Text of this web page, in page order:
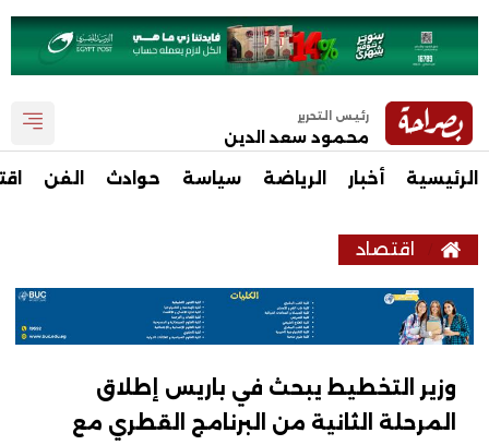
رئيس التحرير
محمود سعد الدين
الرئيسية أخبار الرياضة سياسة حوادث الفن
اقتصاد
وزير التخطيط يبحث في باريس إطلاق
المرحلة الثانية من البرنامج القطري مع